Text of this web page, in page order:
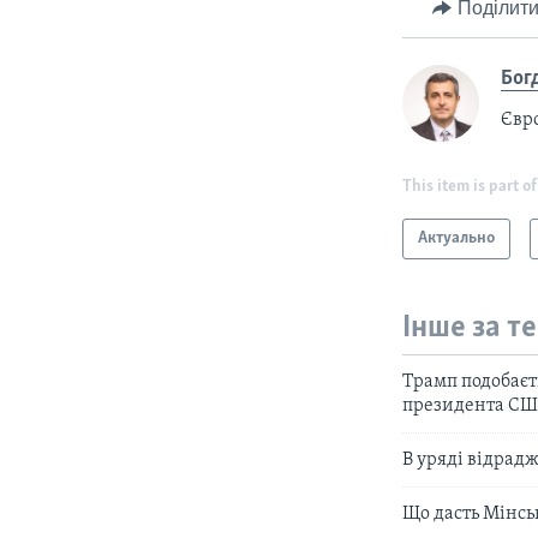
This item is part of
Актуально
Інше за
Трамп
президента
В уряді
Що дасть